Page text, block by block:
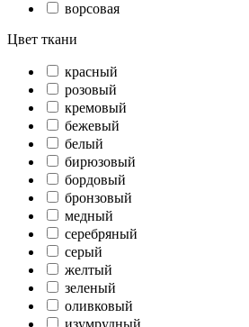
ворсовая
Цвет ткани
красный
розовый
кремовый
бежевый
белый
бирюзовый
бордовый
бронзовый
медный
серебряный
серый
желтый
зеленый
оливковый
изумрудный